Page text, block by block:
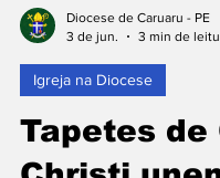
Diocese de Caruaru - PE
3 de jun.
3 min de